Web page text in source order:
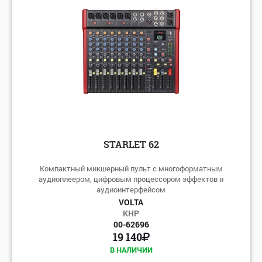
по алфавиту: Я-А
по цене: убыванию
по цене: возрастанию
STARLET 62
Компактный микшерный пульт с многоформатным
аудиоплеером, цифровым процессором эффектов и
аудиоинтерфейсом
VOLTA
КНР
00-62696
19 140
В НАЛИЧИИ